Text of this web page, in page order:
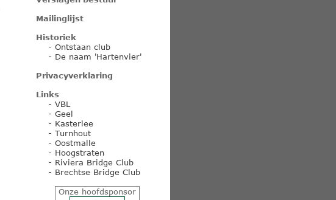
Mailinglijst
Historiek
- Ontstaan club
- De naam 'Hartenvier'
Privacyverklaring
Links
- VBL
- Geel
- Kasterlee
- Turnhout
- Oostmalle
- Hoogstraten
- Riviera Bridge Club
- Brechtse Bridge Club
Onze hoofdsponsor